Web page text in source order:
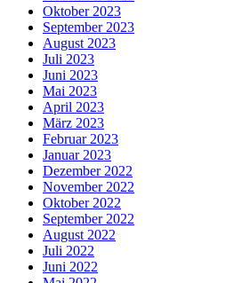
Oktober 2023
September 2023
August 2023
Juli 2023
Juni 2023
Mai 2023
April 2023
März 2023
Februar 2023
Januar 2023
Dezember 2022
November 2022
Oktober 2022
September 2022
August 2022
Juli 2022
Juni 2022